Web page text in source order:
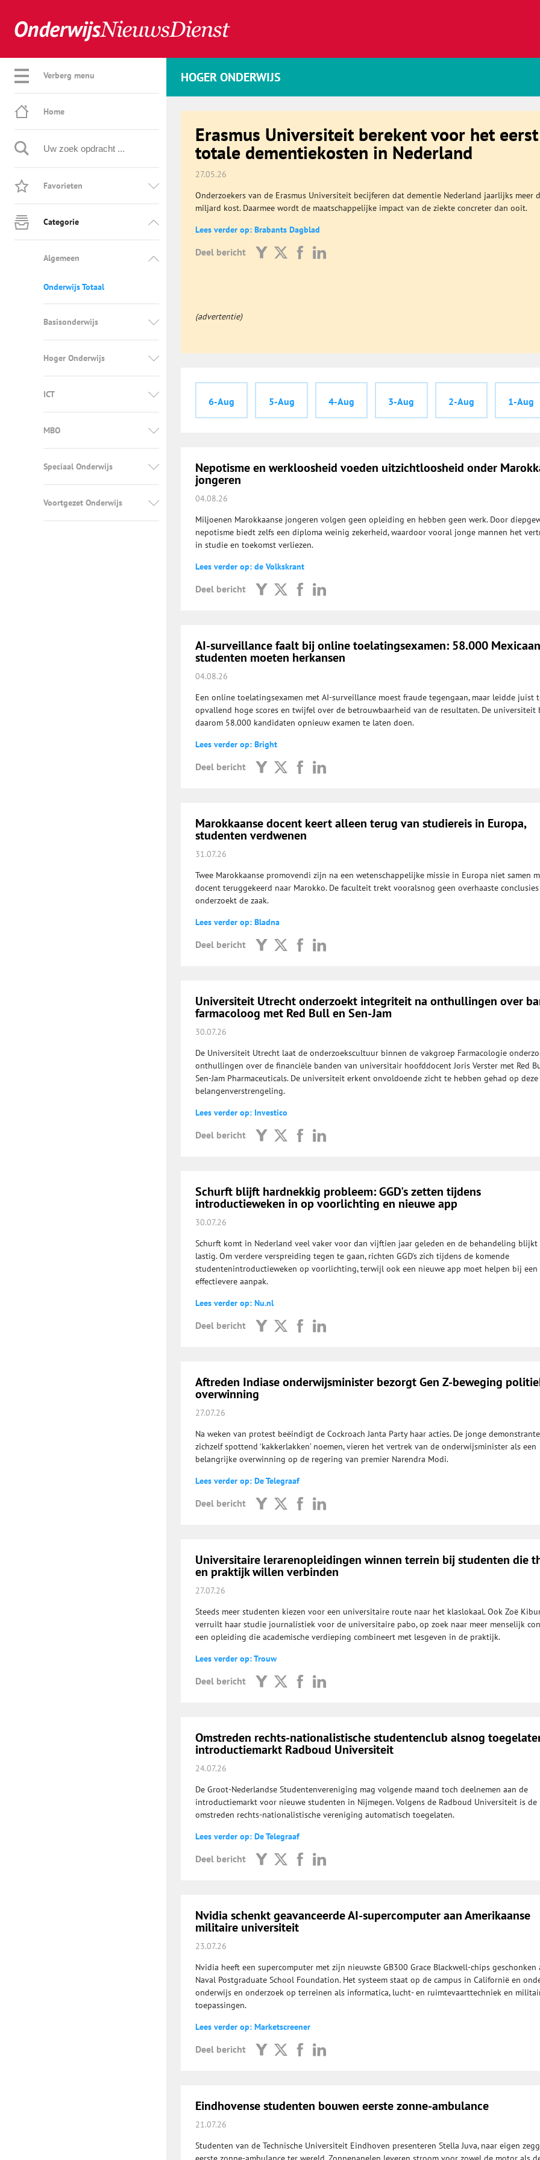
Verberg menu
Home
Favorieten
Categorie
Algemeen
Onderwijs Totaal
Basisonderwijs
Hoger Onderwijs
ICT
MBO
Speciaal Onderwijs
Voortgezet Onderwijs
HOGER ONDERWIJS
Erasmus Universiteit berekent voor het eerst
totale dementiekosten in Nederland
27.05.26
Onderzoekers van de Erasmus Universiteit becijferen dat dementie Nederland jaarlijks meer
miljard kost. Daarmee wordt de maatschappelijke impact van de ziekte concreter dan ooit.
Lees verder op: Brabants Dagblad
Deel bericht
(advertentie)
6-Aug 5-Aug 4-Aug 3-Aug 2-Aug 1-Aug
Nepotisme en werkloosheid voeden uitzichtloosheid onder
jongeren
04.08.26
Miljoenen Marokkaanse jongeren volgen geen opleiding en hebben geen werk. Door
nepotisme biedt zelfs een diploma weinig zekerheid, waardoor vooral jonge mannen het
in studie en toekomst verliezen.
Lees verder op: de Volkskrant
Deel bericht
AI-surveillance faalt bij online toelatingsexamen: 58.000
studenten moeten herkansen
04.08.26
Een online toelatingsexamen met AI-surveillance moest fraude tegengaan, maar leidde juist
opvallend hoge scores en twijfel over de betrouwbaarheid van de resultaten. De universiteit
daarom 58.000 kandidaten opnieuw examen te laten doen.
Lees verder op: Bright
Deel bericht
Marokkaanse docent keert alleen terug van studiereis in Europa,
studenten verdwenen
31.07.26
Twee Marokkaanse promovendi zijn na een wetenschappelijke missie in Europa niet samen
docent teruggekeerd naar Marokko. De faculteit trekt vooralsnog geen overhaaste
onderzoekt de zaak.
Lees verder op: Bladna
Deel bericht
Universiteit Utrecht onderzoekt integriteit na onthullingen over
farmacoloog met Red Bull en Sen-Jam
30.07.26
De Universiteit Utrecht laat de onderzoekscultuur binnen de vakgroep Farmacologie
onthullingen over de financiële banden van universitair hoofddocent Joris Verster met Red
Sen-Jam Pharmaceuticals. De universiteit erkent onvoldoende zicht te hebben gehad op deze
belangenverstrengeling.
Lees verder op: Investico
Deel bericht
Schurft blijft hardnekkig probleem: GGD's zetten tijdens
introductieweken in op voorlichting en nieuwe app
30.07.26
Schurft komt in Nederland veel vaker voor dan vijftien jaar geleden en de behandeling blijkt
lastig. Om verdere verspreiding tegen te gaan, richten GGD's zich tijdens de komende
studentenintroductieweken op voorlichting, terwijl ook een nieuwe app moet helpen bij een
effectievere aanpak.
Lees verder op: Nu.nl
Deel bericht
Aftreden Indiase onderwijsminister bezorgt Gen Z-beweging
overwinning
27.07.26
Na weken van protest beëindigt de Cockroach Janta Party haar acties. De jonge
zichzelf spottend ‘kakkerlakken’ noemen, vieren het vertrek van de onderwijsminister als een
belangrijke overwinning op de regering van premier Narendra Modi.
Lees verder op: De Telegraaf
Deel bericht
Universitaire lerarenopleidingen winnen terrein bij studenten die
en praktijk willen verbinden
27.07.26
Steeds meer studenten kiezen voor een universitaire route naar het klaslokaal. Ook Zoë
verruilt haar studie journalistiek voor de universitaire pabo, op zoek naar meer menselijk
een opleiding die academische verdieping combineert met lesgeven in de praktijk.
Lees verder op: Trouw
Deel bericht
Omstreden rechts-nationalistische studentenclub alsnog
introductiemarkt Radboud Universiteit
24.07.26
De Groot-Nederlandse Studentenvereniging mag volgende maand toch deelnemen aan de
introductiemarkt voor nieuwe studenten in Nijmegen. Volgens de Radboud Universiteit is de
omstreden rechts-nationalistische vereniging automatisch toegelaten.
Lees verder op: De Telegraaf
Deel bericht
Nvidia schenkt geavanceerde AI-supercomputer aan Amerikaanse
militaire universiteit
23.07.26
Nvidia heeft een supercomputer met zijn nieuwste GB300 Grace Blackwell-chips geschonken
Naval Postgraduate School Foundation. Het systeem staat op de campus in Californië en
onderwijs en onderzoek op terreinen als informatica, lucht- en ruimtevaarttechniek en
toepassingen.
Lees verder op: Marketscreener
Deel bericht
Eindhovense studenten bouwen eerste zonne-ambulance
21.07.26
Studenten van de Technische Universiteit Eindhoven presenteren Stella Juva, naar eigen